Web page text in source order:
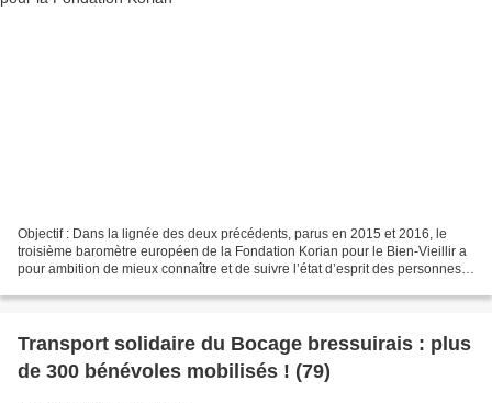
Objectif : Dans la lignée des deux précédents, parus en 2015 et 2016, le
troisième baromètre européen de la Fondation Korian pour le Bien-Vieillir a
pour ambition de mieux connaître et de suivre l’état d’esprit des personnes
Transport solidaire du Bocage bressuirais : plus
de 300 bénévoles mobilisés ! (79)